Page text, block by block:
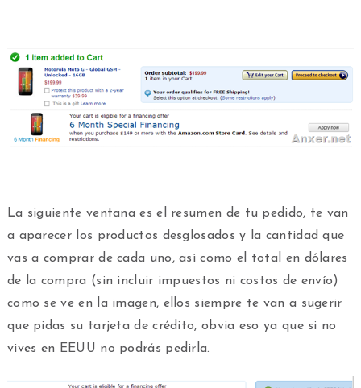
La siguiente ventana es el resumen de tu pedido, te van
a aparecer los productos desglosados y la cantidad que
vas a comprar de cada uno, así como el total en dólares
de la compra (sin incluir impuestos ni costos de envío)
como se ve en la imagen, ellos siempre te van a sugerir
que pidas su tarjeta de crédito, obvia eso ya que si no
vives en EEUU no podrás pedirla.